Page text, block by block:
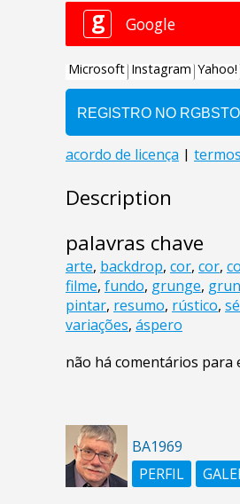
Description
palavras chave
arte, backdrop, cor, cor,
filme, fundo, grunge,
pintar, resumo, rústico,
variações, áspero
não há comentários para
BA1969
PERFIL